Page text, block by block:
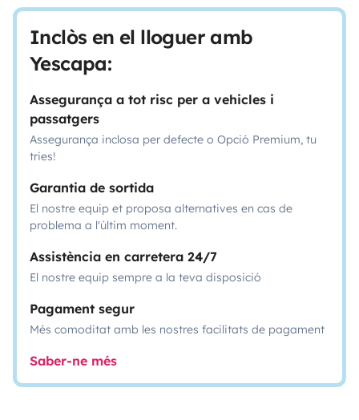
Inclòs en el lloguer amb
Yescapa:
Assegurança a tot risc per a vehicles i
passatgers
Assegurança inclosa per defecte o Opció Premium, tu
tries!
Garantia de sortida
El nostre equip et proposa alternatives en cas de
problema a l'últim moment.
Assistència en carretera 24/7
El nostre equip sempre a la teva disposició
Pagament segur
Més comoditat amb les nostres facilitats de pagament
Saber-ne més